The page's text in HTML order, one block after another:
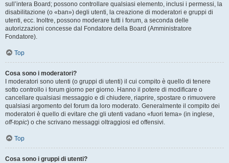
sull’intera Board; possono controllare qualsiasi elemento, inclusi i permessi, la
disabilitazione (o «ban») degli utenti, la creazione di moderatori e gruppi di
utenti, ecc. Inoltre, possono moderare tutti i forum, a seconda delle
autorizzazioni concesse dal Fondatore della Board (Amministratore
Fondatore).
Top
Cosa sono i moderatori?
I moderatori sono utenti (o gruppi di utenti) il cui compito è quello di tenere
sotto controllo i forum giorno per giorno. Hanno il potere di modificare o
cancellare qualsiasi messaggio e di chiudere, riaprire, spostare o rimuovere
qualsiasi argomento del forum da loro moderato. Generalmente il compito dei
moderatori è quello di evitare che gli utenti vadano «fuori tema» (in inglese,
off-topic) o che scrivano messaggi oltraggiosi ed offensivi.
Top
Cosa sono i gruppi di utenti?